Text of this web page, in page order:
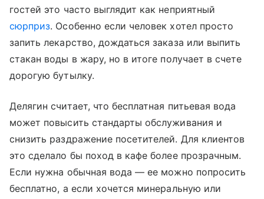
гостей это часто выглядит как неприятный
сюрприз. Особенно если человек хотел просто
запить лекарство, дождаться заказа или выпить
стакан воды в жару, но в итоге получает в счете
дорогую бутылку.
Делягин считает, что бесплатная питьевая вода
может повысить стандарты обслуживания и
снизить раздражение посетителей. Для клиентов
это сделало бы поход в кафе более прозрачным.
Если нужна обычная вода — ее можно попросить
бесплатно, а если хочется минеральную или